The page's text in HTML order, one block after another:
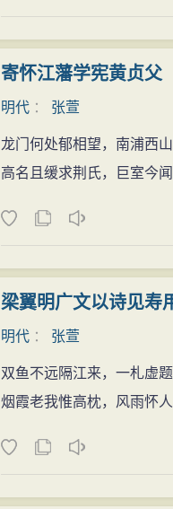
寄怀江藩学宪黄贞父
明代 ： 张萱
龙门何处郁相望，南浦西
高名且缓求荆氏，巨室今
梁翼明广文以诗见寿
明代 ： 张萱
双鱼不远隔江来，一札虚
烟霞老我惟高枕，风雨怀